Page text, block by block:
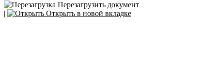
Перезагрузить документ
|
Открыть в новой вкладке